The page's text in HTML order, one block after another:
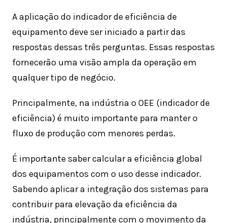
A aplicação do indicador de eficiência de
equipamento deve ser iniciado a partir das
respostas dessas três perguntas. Essas respostas
fornecerão uma visão ampla da operação em
qualquer tipo de negócio.
Principalmente, na indústria o OEE (indicador de
eficiência) é muito importante para manter o
fluxo de produção com menores perdas.
É importante saber calcular a eficiência global
dos equipamentos com o uso desse indicador.
Sabendo aplicar a integração dos sistemas para
contribuir para elevação da eficiência da
indústria, principalmente com o movimento da